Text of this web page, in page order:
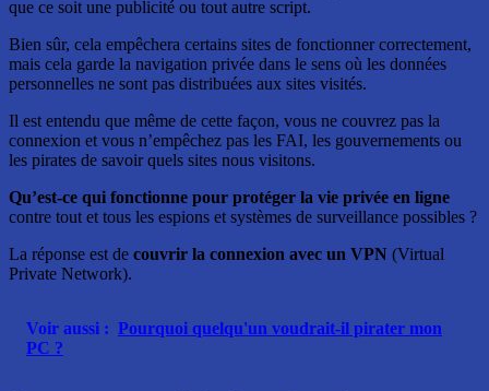
que ce soit une publicité ou tout autre script.
Bien sûr, cela empêchera certains sites de fonctionner correctement,
mais cela garde la navigation privée dans le sens où les données
personnelles ne sont pas distribuées aux sites visités.
Il est entendu que même de cette façon, vous ne couvrez pas la
connexion et vous n’empêchez pas les FAI, les gouvernements ou
les pirates de savoir quels sites nous visitons.
Qu’est-ce qui fonctionne pour protéger la vie privée en ligne
contre tout et tous les espions et systèmes de surveillance possibles ?
La réponse est de couvrir la connexion avec un VPN (Virtual
Private Network).
Voir aussi : Pourquoi quelqu'un voudrait-il pirater mon
PC ?